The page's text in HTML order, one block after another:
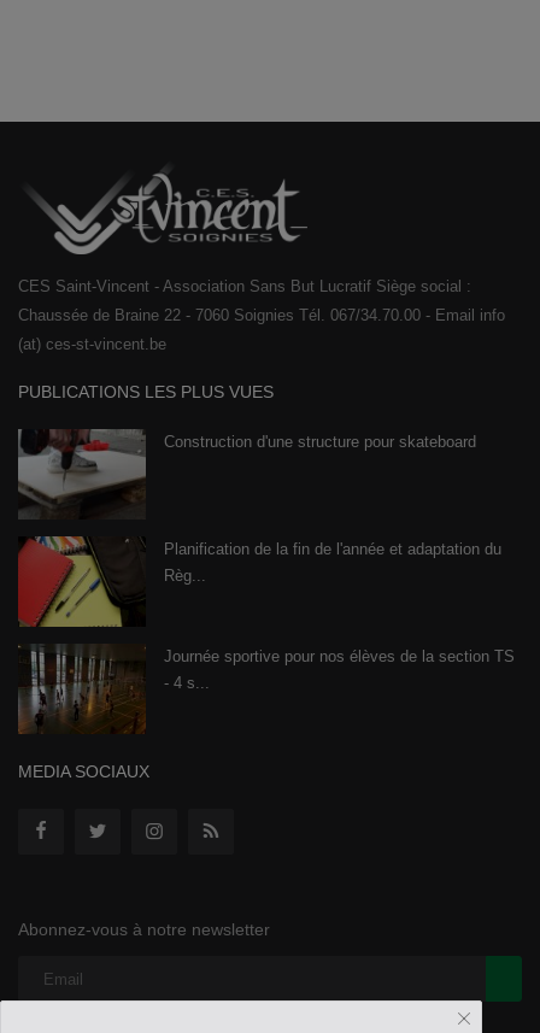
CES Saint-Vincent - Association Sans But Lucratif Siège social :
Chaussée de Braine 22 - 7060 Soignies Tél. 067/34.70.00 - Email info
(at) ces-st-vincent.be
PUBLICATIONS LES PLUS VUES
Construction d'une structure pour skateboard
Planification de la fin de l'année et adaptation du
Règ...
Journée sportive pour nos élèves de la section TS
- 4 s...
MEDIA SOCIAUX
Abonnez-vous à notre newsletter